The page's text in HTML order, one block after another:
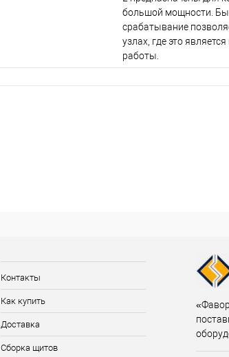
большой мощности.
срабатывание
узлах, где это
работы.
Контакты
Как купить
Доставка
Сборка щитов